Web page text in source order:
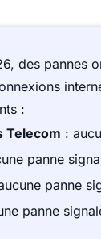
des pannes
:
Telecom :
panne
panne
panne